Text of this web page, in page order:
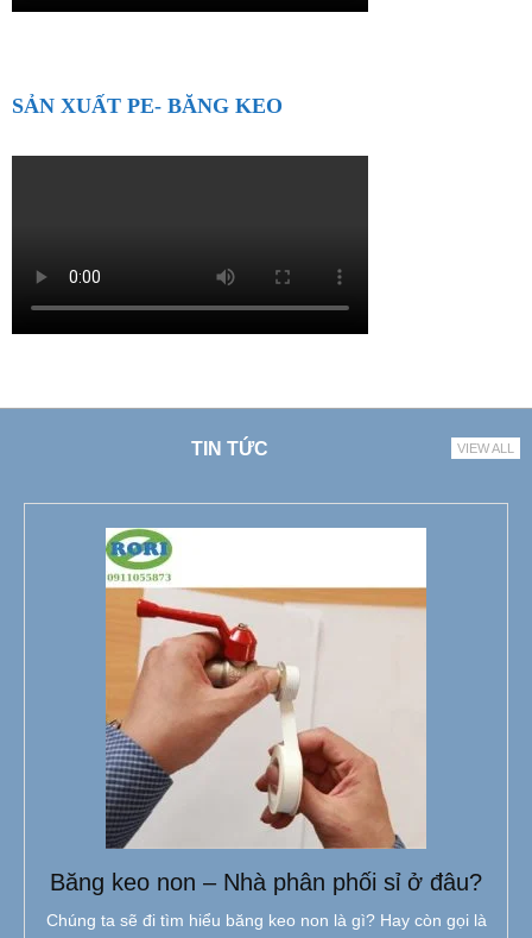
SẢN XUẤT PE- BĂNG KEO
TIN TỨC VIEW ALL
Băng keo non – Nhà phân phối sỉ ở đâu?
Chúng ta sẽ đi tìm hiểu băng keo non là gì? Hay còn gọi là